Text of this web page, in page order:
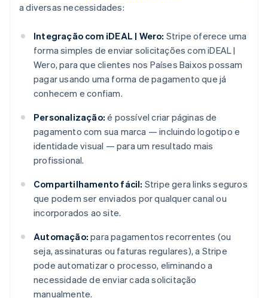
a diversas necessidades:
Integração com iDEAL | Wero: Stripe oferece uma
forma simples de enviar solicitações com iDEAL |
Wero, para que clientes nos Países Baixos possam
pagar usando uma forma de pagamento que já
conhecem e confiam.
Personalização: é possível criar páginas de
pagamento com sua marca — incluindo logotipo e
identidade visual — para um resultado mais
profissional.
Compartilhamento fácil: Stripe gera links seguros
que podem ser enviados por qualquer canal ou
incorporados ao site.
Automação: para pagamentos recorrentes (ou
seja, assinaturas ou faturas regulares), a Stripe
pode automatizar o processo, eliminando a
necessidade de enviar cada solicitação
manualmente.